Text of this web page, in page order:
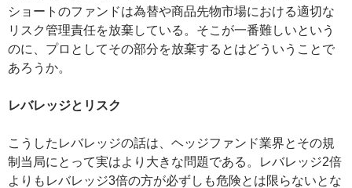
ショートのファンドは為替や商品先物市場における適切な
リスク管理責任を放棄している。そこが一番難しいという
のに、プロとしてその部分を放棄するとはどういうことで
あろうか。
レバレッジとリスク
こうしたレバレッジの話は、ヘッジファンド業界とその規
制当局にとって実はより大きな問題である。レバレッジ2倍
よりもレバレッジ3倍の方が必ずしも危険とは限らないとな